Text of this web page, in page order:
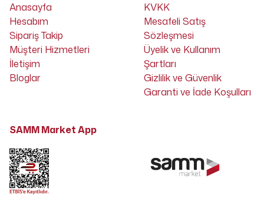
Anasayfa
Hesabım
Sipariş Takip
Müşteri Hizmetleri
İletişim
Bloglar
KVKK
Mesafeli Satış
Sözleşmesi
Üyelik ve Kullanım
Şartları
Gizlilik ve Güvenlik
Garanti ve İade Koşulları
SAMM Market App